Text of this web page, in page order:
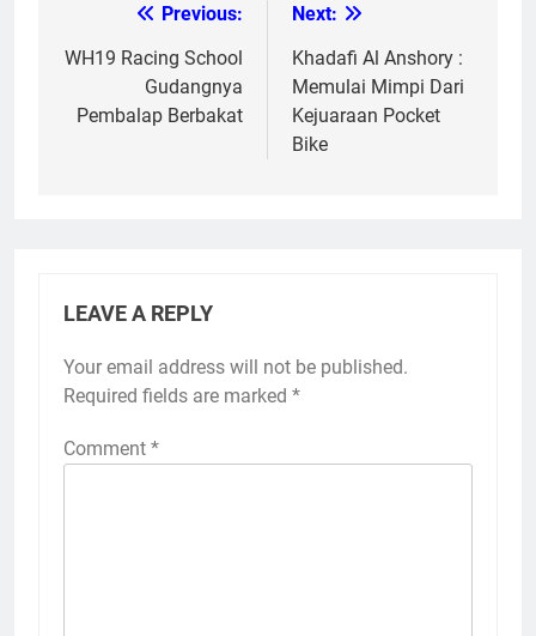
navigation
Previous:
WH19 Racing School
Gudangnya
Pembalap Berbakat
Next:
Khadafi Al Anshory :
Memulai Mimpi Dari
Kejuaraan Pocket
Bike
LEAVE A REPLY
Your email address will not be published.
Required fields are marked *
Comment *